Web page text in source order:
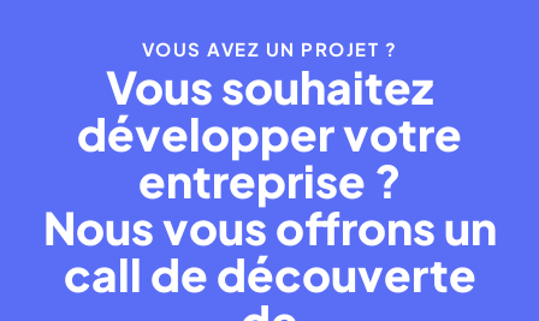
VOUS AVEZ UN PROJET ?
Vous souhaitez
développer votre
entreprise ?
Nous vous offrons un
call de découverte